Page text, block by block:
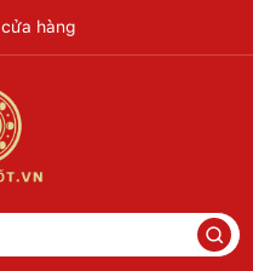
hàng